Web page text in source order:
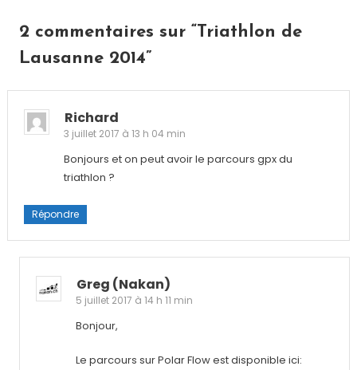
l’article
2 commentaires sur “Triathlon de
Lausanne 2014”
Richard
3 juillet 2017 à 13 h 04 min
Bonjours et on peut avoir le parcours gpx du
triathlon ?
Répondre
Greg (nakan)
5 juillet 2017 à 14 h 11 min
Bonjour,
Le parcours sur Polar Flow est disponible ici: